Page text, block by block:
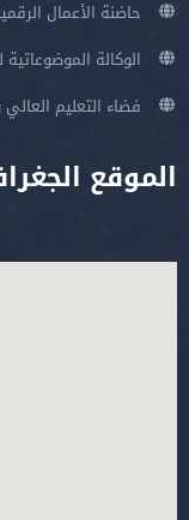
حاضنة الأعمال
الوكالة
فضاء التعليم
الموقع